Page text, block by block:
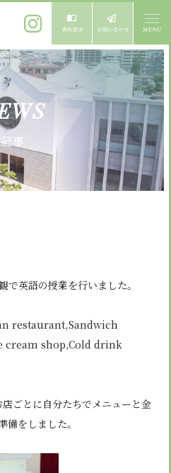
個人情報保護方針
us
記事
で英語の授業を行いました。
restaurant,Sandwich
cream shop,Cold drink
ごとに自分たちでメニューと金
をしました。